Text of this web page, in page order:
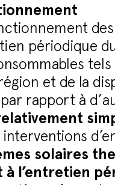
périodique
et de la
rapport à
solaires
l’entretien